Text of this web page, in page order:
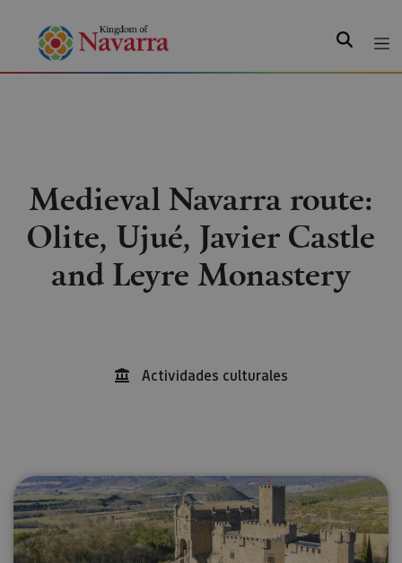
Search
Medieval Navarra route:
Olite, Ujué, Javier Castle
and Leyre Monastery
Actividades culturales